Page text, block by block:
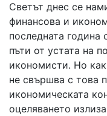
Светът днес се
финансова и
последната година
пъти от устата на
икономисти. Но
не свършва с това
икономическата
оцеляването